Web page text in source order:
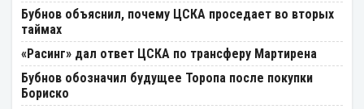
Бубнов объяснил, почему ЦСКА проседает во вторых
таймах
«Расинг» дал ответ ЦСКА по трансферу Мартирена
Бубнов обозначил будущее Торопа после покупки
Бориско